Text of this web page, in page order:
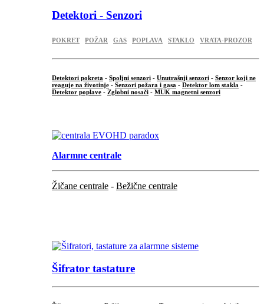
Detektori - Senzori
POKRET POŽAR GAS POPLAVA STAKLO VRATA-PROZOR
Detektori pokreta - Spoljni senzori - Unutrašnji senzori - Senzor koji ne
reaguje na životinje - Senzori požara i gasa - Detektor lom stakla -
Detektor poplave - Zglobni nosači - MUK magnetni senzori
Alarmne centrale
Žičane centrale - Bežične centrale
Šifrator tastature